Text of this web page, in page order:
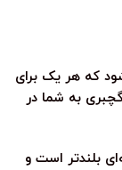
که هر یک برای
به شما در
بلندتر است و